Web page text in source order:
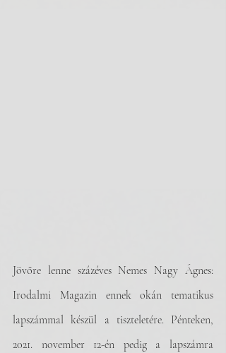
Jövőre lenne százéves Nemes Nagy Ágnes:
Irodalmi Magazin ennek okán tematikus
lapszámmal készül a tiszteletére. Pénteken,
2021. november 12-én pedig a lapszámra